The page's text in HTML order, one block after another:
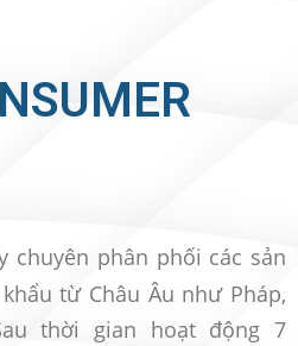
chuyên phân phối các sản
từ Châu Âu như Pháp,
thời gian hoạt động 7